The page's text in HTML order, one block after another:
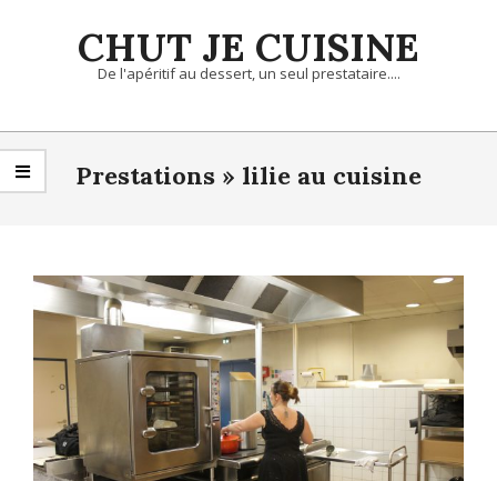
CHUT JE CUISINE
De l'apéritif au dessert, un seul prestataire....
Primary
Navigation
Menu
Prestations » lilie au cuisine